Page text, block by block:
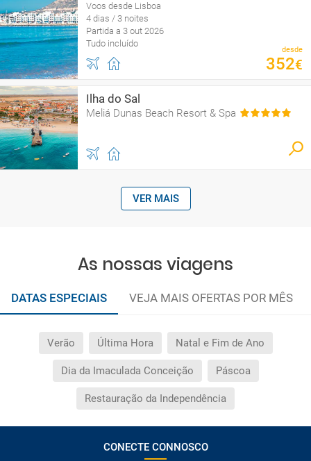
Voos desde Lisboa
4 dias / 3 noites
Partida a 3 out 2026
Tudo incluído
desde
352€
Ilha do Sal
Meliá Dunas Beach Resort & Spa
VER MAIS
As nossas viagens
DATAS ESPECIAIS VEJA MAIS OFERTAS POR MÊS
Verão Última Hora Natal e Fim de Ano
Dia da Imaculada Conceição Páscoa
Restauração da Independência
CONECTE CONNOSCO